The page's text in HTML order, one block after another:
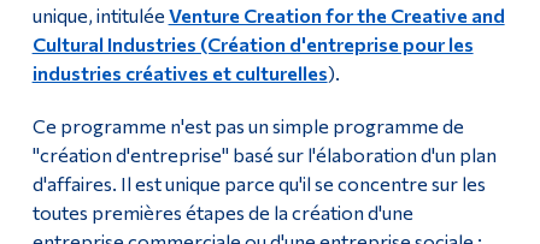
unique, intitulée Venture Creation for the Creative and
Cultural Industries (Création d'entreprise pour les
industries créatives et culturelles).
Ce programme n'est pas un simple programme de
"création d'entreprise" basé sur l'élaboration d'un plan
d'affaires. Il est unique parce qu'il se concentre sur les
toutes premières étapes de la création d'une